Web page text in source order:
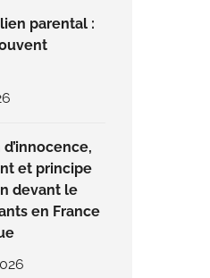
parental :
et principe
devant le
en France